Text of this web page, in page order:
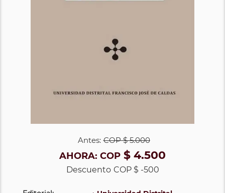
Antes: COP$ 5.000
AHORA: COP $ 4.500
Descuento COP $ -500